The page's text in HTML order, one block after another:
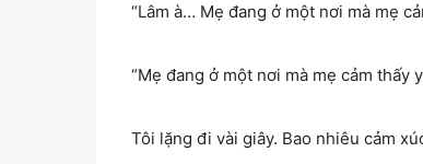
“Lâm à… Mẹ đang ở một nơi mà mẹ
“Mẹ đang ở một nơi mà mẹ cảm thấy
Tôi lặng đi vài giây. Bao nhiêu cảm